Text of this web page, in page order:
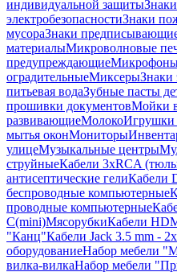
индивидуальной защиты
электробезопасностиЗнаки
мусораЗнаки
материалыМикроволновые
предупреждающие
оградительныеМиксерыЗнаки
питьевая водаЗубные пасты
прошивки документовМойки
развивающиеМолокоИгрушки
мытья оконМониторы
улицеМузыкальные центры
струйныеКабели 3xRCA
антисептические гелиКабели
беспроводные компьютерные
проводные компьютерные
C(mini)МясорубкиКабели
"Канц"Кабели Jack 3.5 mm -
оборудованиеНабор мебели
вилка-вилкаНабор мебели